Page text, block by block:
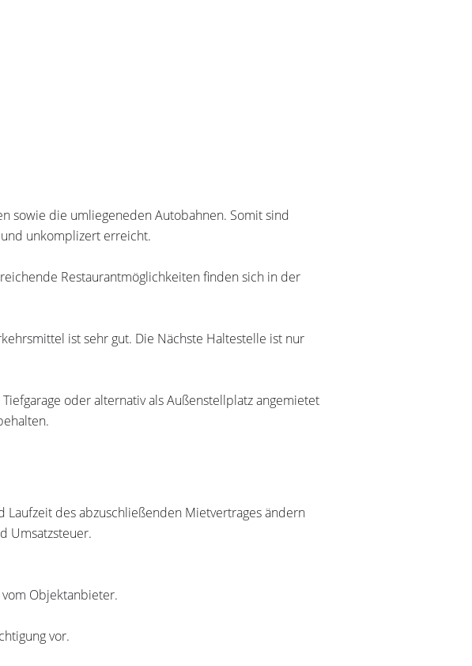
sowie die umliegeneden Autobahnen. Somit sind
unkomplizert erreicht.
Restaurantmöglichkeiten finden sich in der
ist sehr gut. Die Nächste Haltestelle ist nur
oder alternativ als Außenstellplatz angemietet
Laufzeit des abzuschließenden Mietvertrages ändern
Umsatzsteuer.
Objektanbieter.
vor.